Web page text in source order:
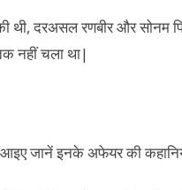
दरअसल रणबीर और सोनम
नहीं चला था|